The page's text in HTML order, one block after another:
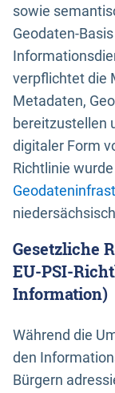
sowie
Geodaten-
verpflichtet die
Metadaten,
bereitzustellen
digitaler Form
Richtlinie
Gesetzliche
EU-PSI-
Information)
Während die
den
Bürgern